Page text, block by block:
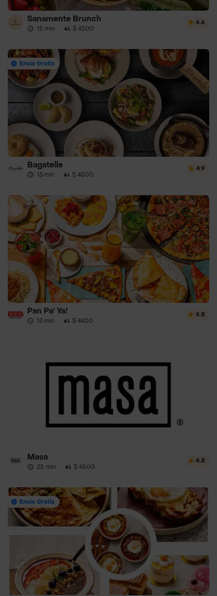
Sanamente Brunch
15 min · $ 4500
4.6
Envío Gratis
Bagatelle
13 min · $ 4500
4.9
Pan Pa' Ya!
13 min · $ 4400
4.8
Masa
25 min · $ 4500
4.8
Envío Gratis